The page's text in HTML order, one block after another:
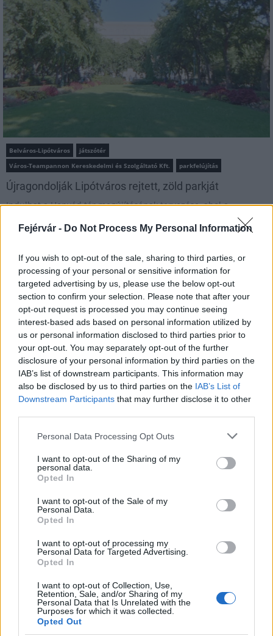
Fejérvár - Do Not Process My Personal Information
If you wish to opt-out of the sale, sharing to third parties, or
processing of your personal or sensitive information for
targeted advertising by us, please use the below opt-out
section to confirm your selection. Please note that after your
opt-out request is processed you may continue seeing
interest-based ads based on personal information utilized by
us or personal information disclosed to third parties prior to
your opt-out. You may separately opt-out of the further
disclosure of your personal information by third parties on the
IAB’s list of downstream participants. This information may
also be disclosed by us to third parties on the IAB’s List of
Downstream Participants that may further disclose it to other
Please note that this website/app uses one or more Google
not limited to your visit or usage behaviour. You may click to
grant or deny consent to Google and its third-party tags to
use your data for below specified purposes in below Google
consent section.
Personal Data Processing Opt Outs
I want to opt-out of the Sharing of my
personal data.
Opted In
I want to opt-out of the Sale of my
Personal Data.
Opted In
I want to opt-out of processing my
Personal Data for Targeted Advertising.
Opted In
I want to opt-out of Collection, Use,
Retention, Sale, and/or Sharing of my
Personal Data that Is Unrelated with the
Purposes for which it was collected.
Opted Out
Belváros-Lipótváros
játszótér
Város-Teampannon Kereskedelmi és Szolgáltató Kft.
parkfelújítás
Újragondolják Lipótváros rejtett, zöld parkját
Indulhat a Honvéd tér megújításának tervezése, ahol a
klímatudatos gondolkodás és a helyi identitás erősítése kerül a
középpontba.
Történelmi táj, amelynek minden köve
mesél – megújul a tatai Angolkert
M1 bővítés: már zajlik a teljesen új
Bicske Kelet csomópont építése
Új gyalogosátkelők és jelzőlámpás
csomópont épül Angyalföldön
Másfélszeresére bővítik
Hódmezővásárhely jó hírű református
AJÁNLJUK MÉG